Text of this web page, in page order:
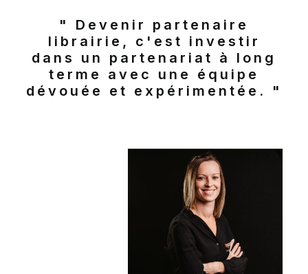
" Devenir partenaire
librairie, c'est investir
dans un partenariat à long
terme avec une équipe
dévouée et expérimentée. "